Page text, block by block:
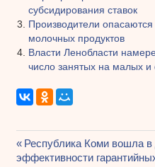
субсидирования ставок
Производители опасаются
молочных продуктов
Власти Ленобласти
число занятых на малых и
Навигация
Предыдущая
запись:
Республика Коми вошла
эффективности